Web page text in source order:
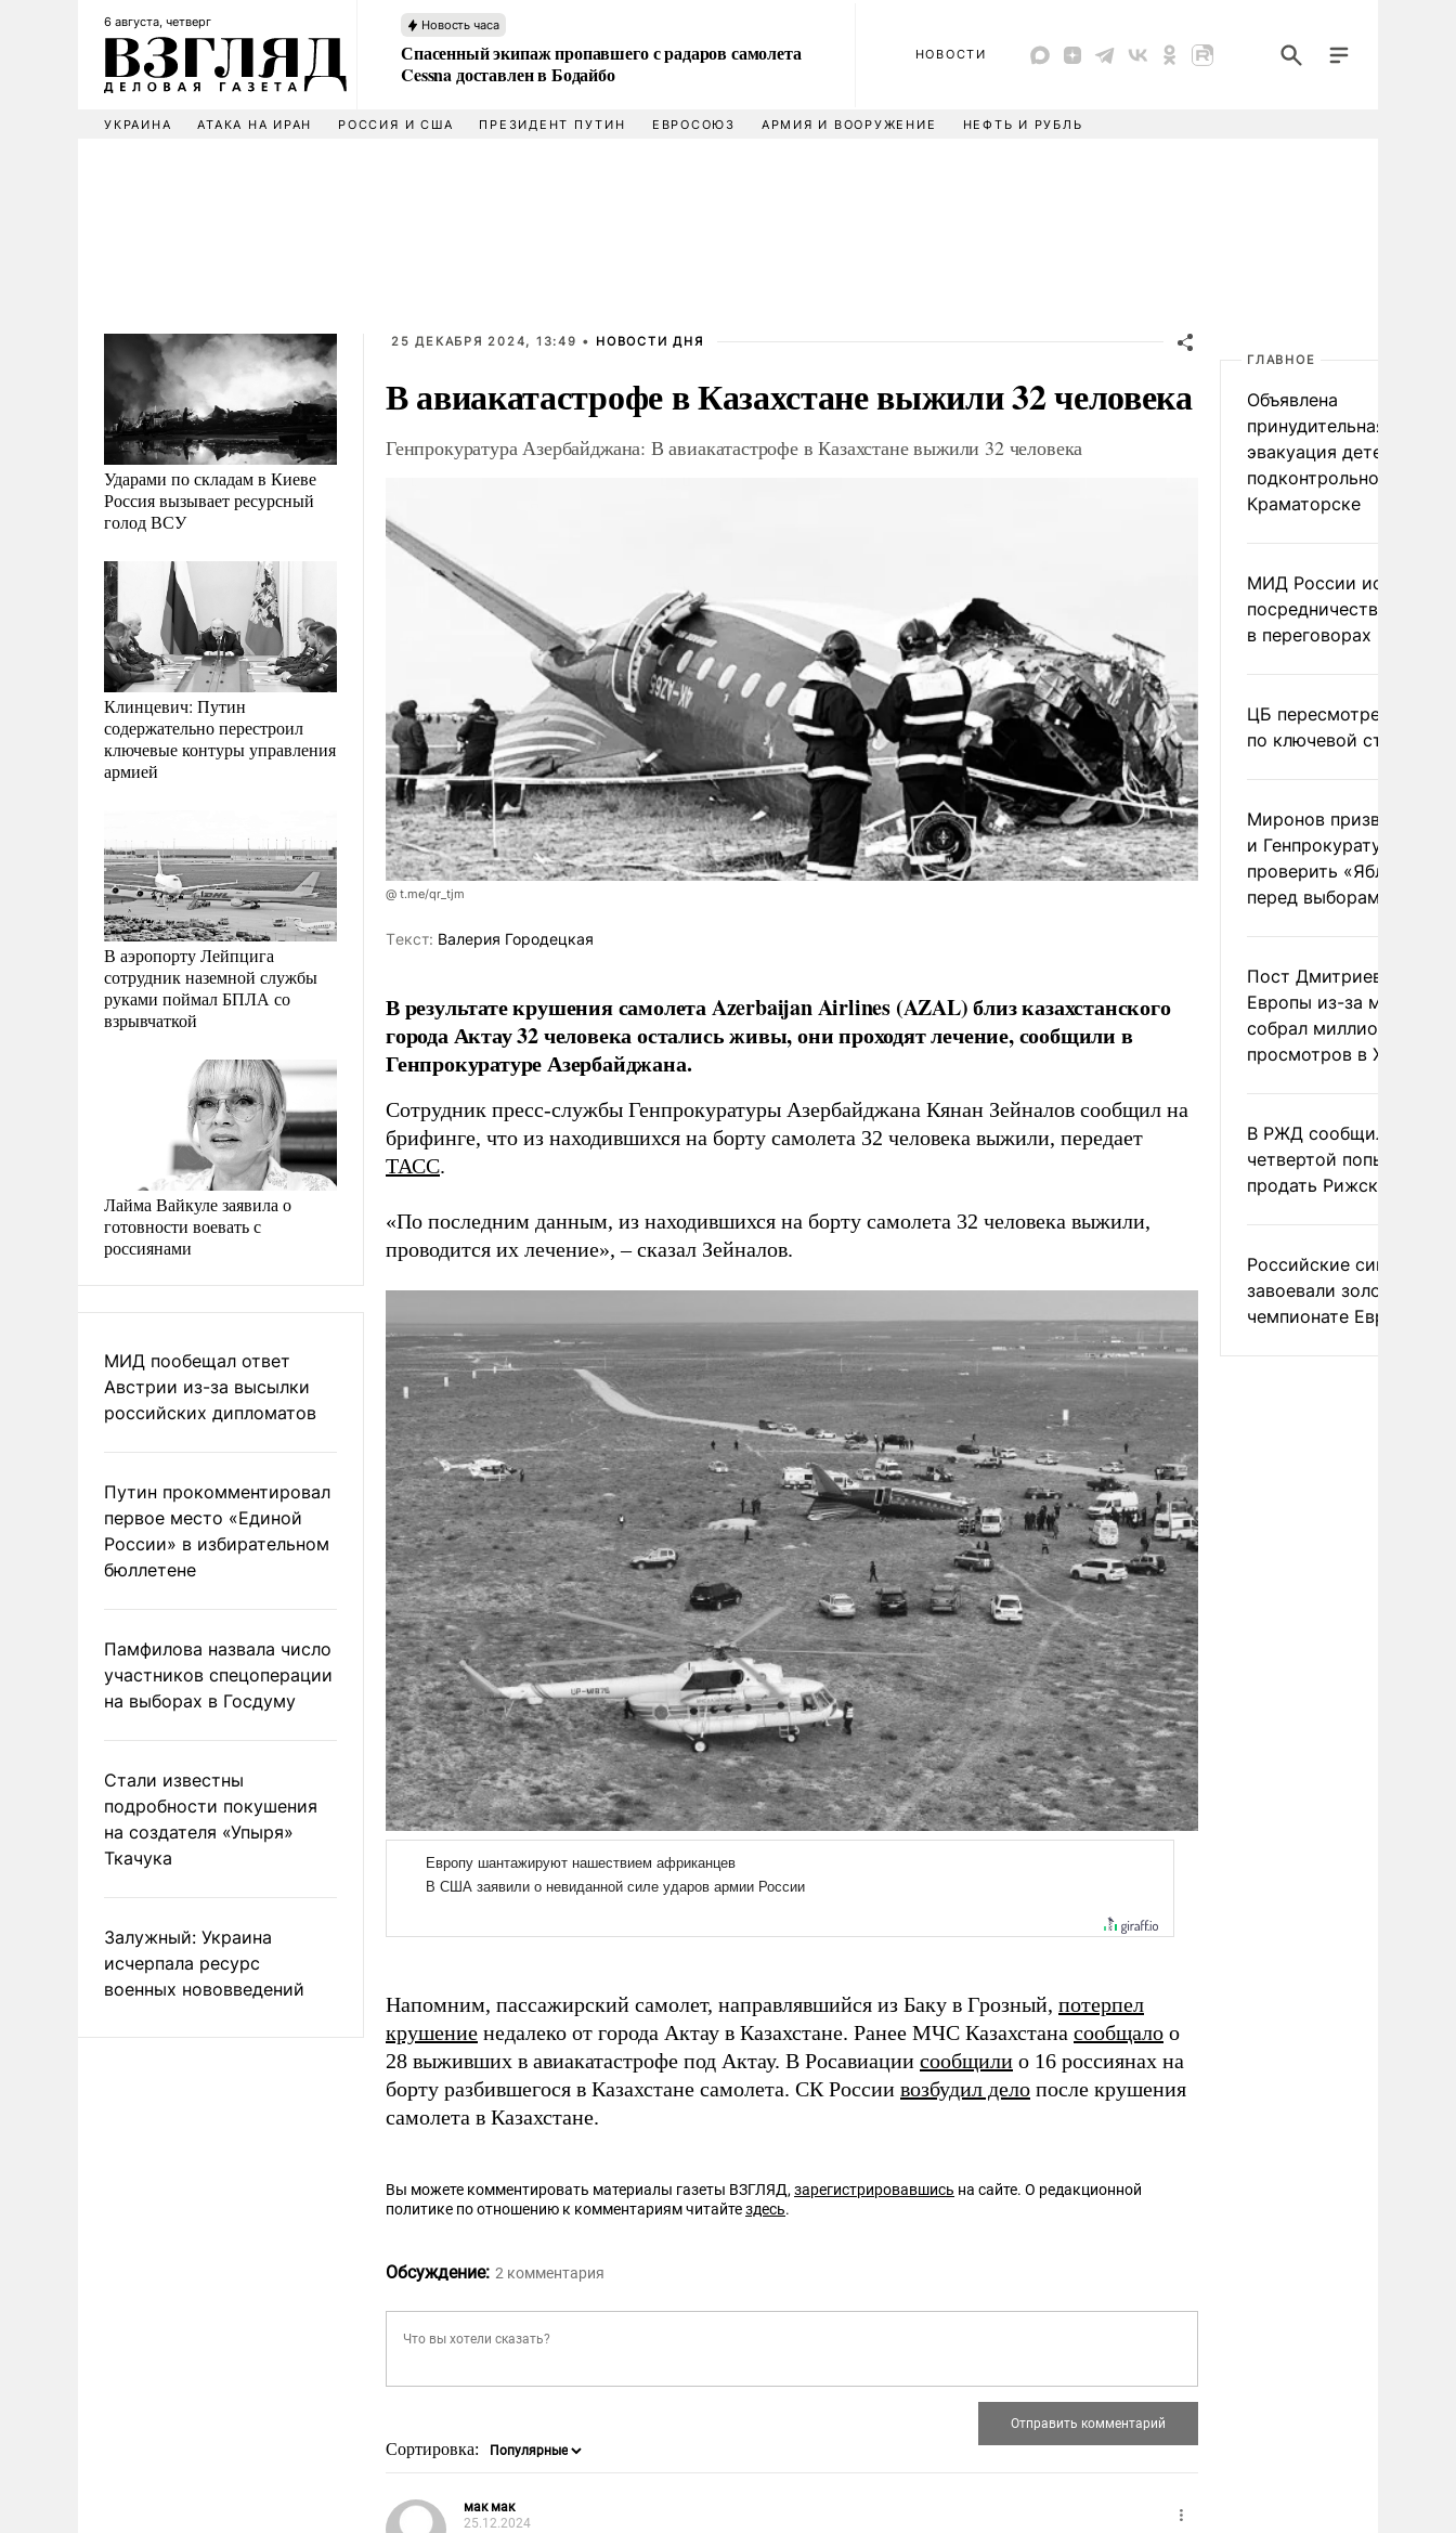
6 августа, четверг Новость часа
Спасенный экипаж пропавшего с радаров самолета
Cessna доставлен в Бодайбо
НОВОСТИ
УКРАИНА АТАКА НА ИРАН РОССИЯ И США ПРЕЗИДЕНТ ПУТИН ЕВРОСОЮЗ АРМИЯ И ВООРУЖЕНИЕ НЕФТЬ И РУБЛЬ
Ударами по складам в Киеве
Россия вызывает ресурсный
голод ВСУ
Клинцевич: Путин
содержательно перестроил
ключевые контуры управления
армией
В аэропорту Лейпцига
сотрудник наземной службы
руками поймал БПЛА со
взрывчаткой
Лайма Вайкуле заявила о
готовности воевать с
россиянами
МИД пообещал ответ
Австрии из-за высылки
российских дипломатов
Путин прокомментировал
первое место «Единой
России» в избирательном
бюллетене
Памфилова назвала число
участников спецоперации
на выборах в Госдуму
Стали известны
подробности покушения
на создателя «Упыря»
Ткачука
Залужный: Украина
исчерпала ресурс
военных нововведений
25 ДЕКАБРЯ 2024, 13:49 • НОВОСТИ ДНЯ
В авиакатастрофе в Казахстане выжили 32 человека
Генпрокуратура Азербайджана: В авиакатастрофе в Казахстане выжили 32 человека
@ t.me/qr_tjm
Tекст: Валерия Городецкая
В результате крушения самолета Azerbaijan Airlines (AZAL) близ казахстанского
города Актау 32 человека остались живы, они проходят лечение, сообщили в
Генпрокуратуре Азербайджана.
Сотрудник пресс-службы Генпрокуратуры Азербайджана Кянан Зейналов сообщил на
брифинге, что из находившихся на борту самолета 32 человека выжили, передает
ТАСС.
«По последним данным, из находившихся на борту самолета 32 человека выжили,
проводится их лечение», – сказал Зейналов.
Напомним, пассажирский самолет, направлявшийся из Баку в Грозный, потерпел
крушение недалеко от города Актау в Казахстане. Ранее МЧС Казахстана сообщало о
28 выживших в авиакатастрофе под Актау. В Росавиации сообщили о 16 россиянах на
борту разбившегося в Казахстане самолета. СК России возбудил дело после крушения
самолета в Казахстане.
Вы можете комментировать материалы газеты ВЗГЛЯД,зарегистрировавшись на сайте. О редакционной
политике по отношению к комментариям читайтездесь.
Обсуждение: 2 комментария
Сортировка:
мак мак
25.12.2024
ГЛАВНОЕ
Объявлена
принудительная
эвакуация детей в
подконтрольном Киеву
Краматорске
МИД России исключил
посредничество
в переговорах по
ЦБ пересмотрел
по ключевой ставке
Миронов призвал
и Генпрокуратуру
проверить «Яблоко»
перед выборами
Пост Дмитриева о
Европы из-за
собрал миллион
просмотров в X
В РЖД сообщили о
четвертой попытке
продать Рижский
Российские
завоевали золото на
чемпионате Европы